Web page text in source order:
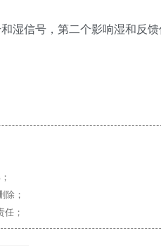
湿信号，第二个影响湿和反
；
；